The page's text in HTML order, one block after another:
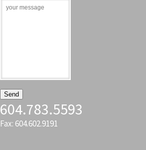
604.783.5593
Fax: 604.602.9191